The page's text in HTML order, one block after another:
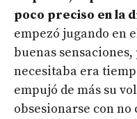
poco preciso en la
empezó jugando en
buenas
necesitaba era
empujó de más su
obsesionarse con